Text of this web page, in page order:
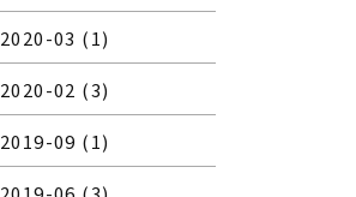
2020-03 (1)
2020-02 (3)
2019-09 (1)